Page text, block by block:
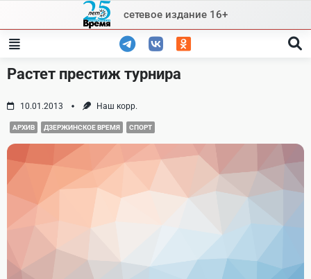
content
сетевое издание 16+
Растет престиж турнира
10.01.2013 Наш корр.
АРХИВ ДЗЕРЖИНСКОЕ ВРЕМЯ СПОРТ